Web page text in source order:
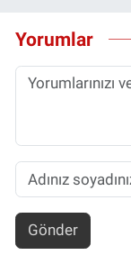
Yorumlar
Gönder